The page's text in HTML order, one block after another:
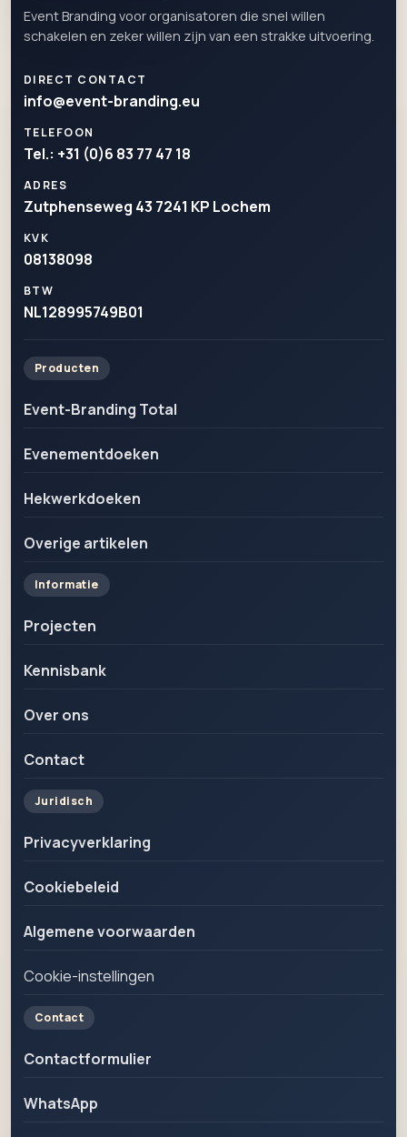
Event Branding voor organisatoren die snel willen
schakelen en zeker willen zijn van een strakke uitvoering.
DIRECT CONTACT
info@event-branding.eu
TELEFOON
Tel.: +31 (0)6 83 77 47 18
ADRES
Zutphenseweg 43 7241 KP Lochem
KVK
08138098
BTW
NL128995749B01
Producten
Event-Branding Total
Evenementdoeken
Hekwerkdoeken
Overige artikelen
Informatie
Projecten
Kennisbank
Over ons
Contact
Juridisch
Privacyverklaring
Cookiebeleid
Algemene voorwaarden
Cookie-instellingen
Contact
Contactformulier
WhatsApp